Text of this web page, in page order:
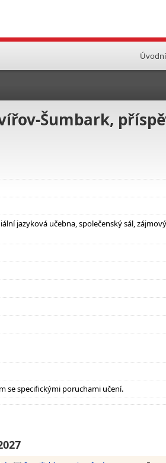
Šumbark,
jazyková učebna, společenský sál,
se specifickými poruchami učení.